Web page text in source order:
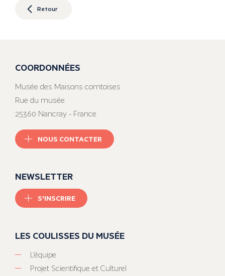
Retour
COORDONNÉES
Musée des Maisons comtoises
Rue du musée
25360 Nancray - France
NOUS CONTACTER
NEWSLETTER
S'INSCRIRE
LES COULISSES DU MUSÉE
L’équipe
Projet Scientifique et Culturel